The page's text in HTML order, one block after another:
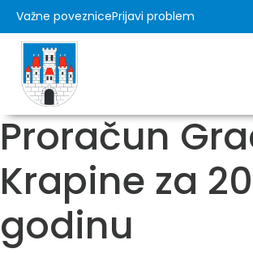
Važne poveznicePrijavi problem
Proračun
Krapine za
godinu